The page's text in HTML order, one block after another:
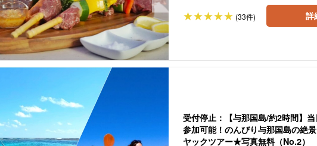
(33件) 詳
受付停止：【与那国島/約2時間】
参加可能！のんびり与那国島の絶
ヤックツアー★写真無料（No.2）